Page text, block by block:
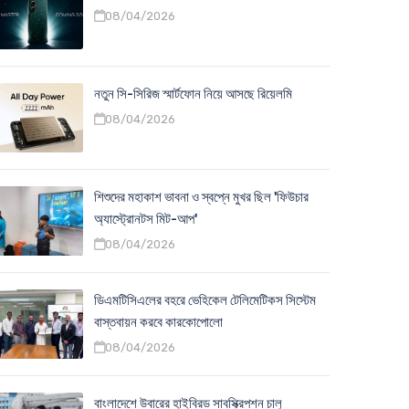
08/04/2026
নতুন সি-সিরিজ স্মার্টফোন নিয়ে আসছে রিয়েলমি
08/04/2026
শিশুদের মহাকাশ ভাবনা ও স্বপ্নে মুখর ছিল 'ফিউচার
অ্যাস্ট্রোনটস মিট-আপ'
08/04/2026
ডিএমটিসিএলের বহরে ভেহিকেল টেলিমেটিকস সিস্টেম
বাস্তবায়ন করবে কারকোপোলো
08/04/2026
বাংলাদেশে উবারের হাইব্রিড সাবস্ক্রিপশন চালু